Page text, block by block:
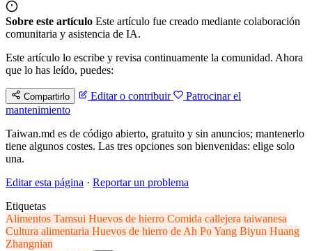
Sobre este artículo Este artículo fue creado mediante colaboración
comunitaria y asistencia de IA.
Este artículo lo escribe y revisa continuamente la comunidad. Ahora
que lo has leído, puedes:
Compartirlo Editar o contribuir
Patrocinar el
mantenimiento
Taiwan.md es de código abierto, gratuito y sin anuncios; mantenerlo
tiene algunos costes. Las tres opciones son bienvenidas: elige solo
una.
Editar esta página · Reportar un problema
Etiquetas
Alimentos Tamsui Huevos de hierro Comida callejera taiwanesa
Cultura alimentaria Huevos de hierro de Ah PoYang Biyun Huang
Zhangnian